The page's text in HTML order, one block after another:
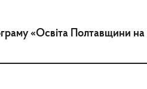
«Освіта Полтавщини